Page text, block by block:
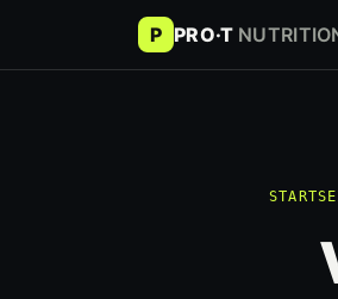
P PRO·T